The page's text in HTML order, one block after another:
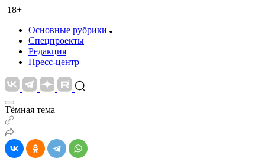
18+
Основные рубрики
Спецпроекты
Редакция
Пресс-центр
Тёмная тема